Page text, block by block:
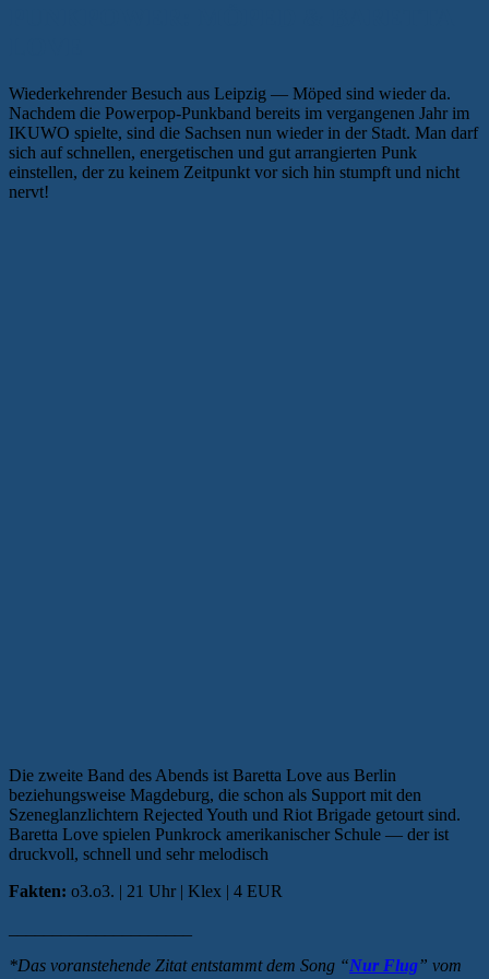
Wiederkehrender Besuch aus Leipzig — Möped sind wieder da.
Nachdem die Powerpop-Punkband bereits im vergangenen Jahr im
IKUWO spielte, sind die Sachsen nun wieder in der Stadt. Man darf
sich auf schnellen, energetischen und gut arrangierten Punk
einstellen, der zu keinem Zeitpunkt vor sich hin stumpft und nicht
nervt!
Die zweite Band des Abends ist Baretta Love aus Berlin
beziehungsweise Magdeburg, die schon als Support mit den
Szeneglanzlichtern Rejected Youth und Riot Brigade getourt sind.
Baretta Love spielen Punkrock amerikanischer Schule — der ist
druckvoll, schnell und sehr melodisch
Fakten: o3.o3. | 21 Uhr | Klex | 4 EUR
*Das voranstehende Zitat entstammt dem Song “Nur Flug” vom